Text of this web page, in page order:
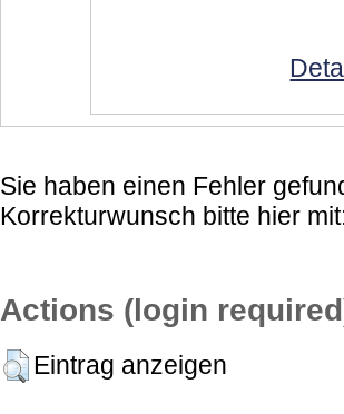
Sie haben einen Fehler
Korrekturwunsch bitte hier
Actions (login
Eintrag anzeigen